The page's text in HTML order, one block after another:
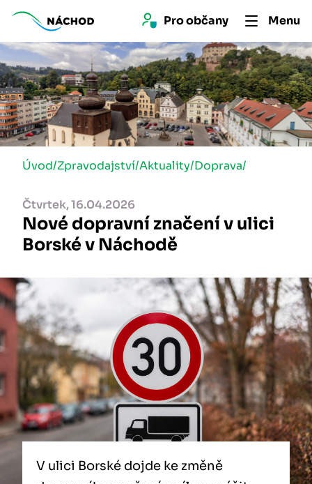
Pro občany Menu
Úvod/Zpravodajství/Aktuality/Doprava/
Čtvrtek, 16.04.2026
Nové dopravní značení v ulici
Borské v Náchodě
V ulici Borské dojde ke změně